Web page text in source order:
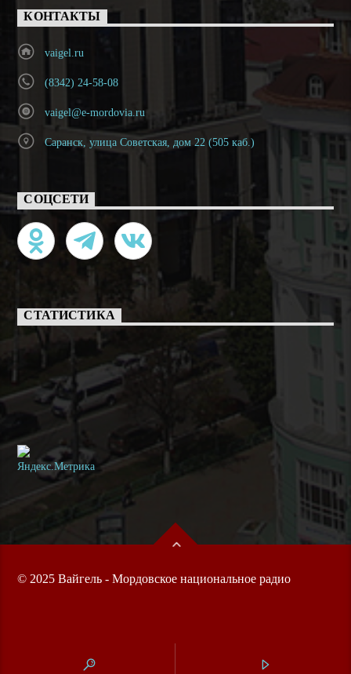
КОНТАКТЫ
vaigel.ru
(8342) 24-58-08
vaigel@e-mordovia.ru
Саранск, улица Советская, дом 22 (505 каб.)
СОЦСЕТИ
СТАТИСТИКА
© 2025 Вайгель - Мордовское национальное радио